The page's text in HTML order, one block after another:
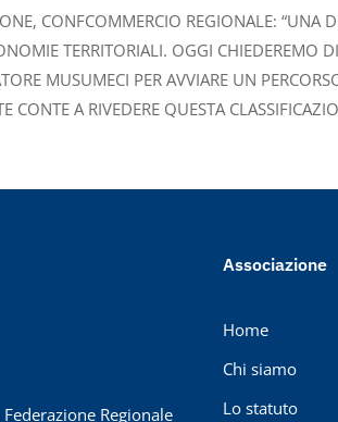
CONFCOMMERCIO REGIONALE: “UNA
TERRITORIALI. OGGI CHIEDEREMO DI
MUSUMECI PER AVVIARE UN
CONTE A RIVEDERE QUESTA
Federazione Regionale
Associazione
Home
Chi siamo
Lo statuto